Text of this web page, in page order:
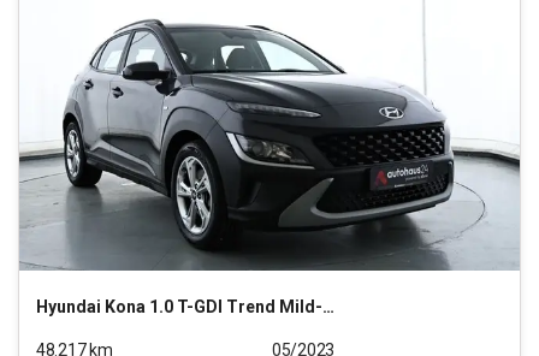
Hyundai Kona 1.0 T-GDI Trend Mild-Hybrid 2WD (EURO 6d)
48.217km
05/2023